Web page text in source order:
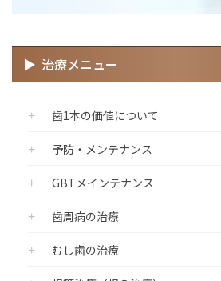
治療メニュー
歯1本の価値について
予防・メンテナンス
GBTメインテナンス
歯周病の治療
むし歯の治療